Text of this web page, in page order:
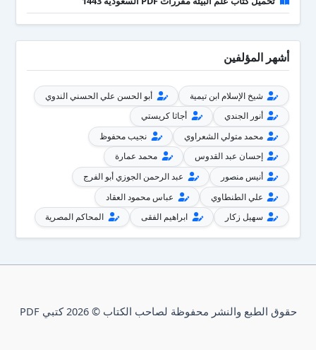
أشهر المؤلفين
شيخ الإسلام ابن تيمية
أبو الحسن علي الحسني الندوي
أنور الجندي
أجاثا كريستي
محمد متولي الشعراوي
نجيب محفوظ
إحسان عبد القدوس
محمد عمارة
أنيس منصور
عبد الرحمن الجوزي أبو الفرج
علي الطنطاوي
عباس محمود العقاد
سهيل زكار
ابراهيم الفقى المحاكم المصرية
حقوق الطبع والنشر محفوظة لصاحب الكتاب © 2026 كتبي PDF